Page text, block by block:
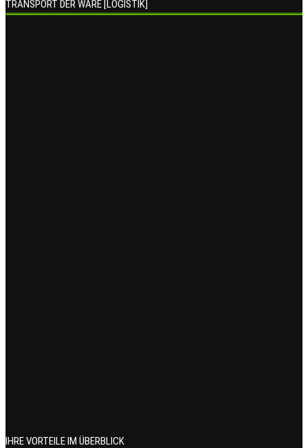
TRANSPORT DER WARE [LOGISTIK]
IHRE VORTEILE IM ÜBERBLICK